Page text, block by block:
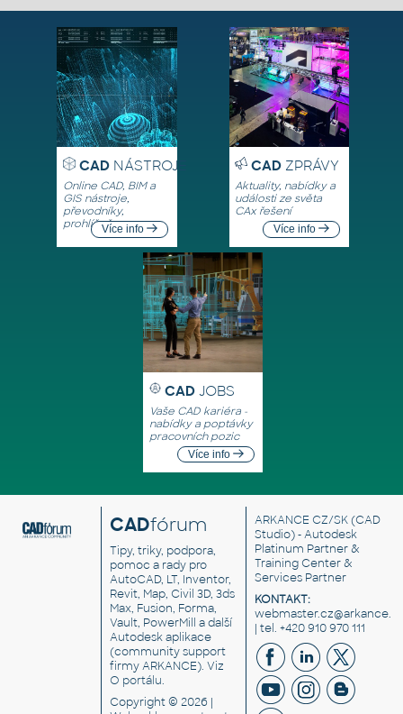
CADNÁSTROJE
Online CAD, BIM a
GIS nástroje,
převodníky,
prohlížečeVíce info
CADZPRÁVY
Aktuality, nabídky a
události ze světa
CAx řešení
Více info
CAD JOBS
Vaše CAD kariéra -
nabídky a poptávky
pracovních pozic
Více info
CADfórum
Tipy, triky, podpora,
pomoc a rady pro
AutoCAD, LT, Inventor,
Revit, Map, Civil 3D, 3ds
Max, Fusion, Forma,
Vault, PowerMill a další
Autodesk aplikace
(community support
firmy ARKANCE). Viz
O portálu.
Copyright © 2026 |
ARKANCE CZ/SK(CAD
Studio) - Autodesk
Platinum Partner &
Training Center &
Services Partner
KONTAKT:
| tel. +420 910 970 111